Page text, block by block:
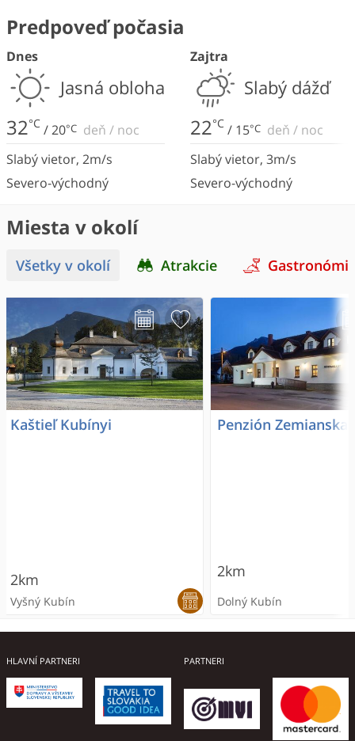
Predpoveď počasia
Dnes
Jasná obloha
32°C /20°C deň / noc
Slabý vietor, 2m/s
Severo-východný
Zajtra
Slabý dážď
22°C / 15°C deň / noc
Slabý vietor, 3m/s
Severo-východný
Miesta v okolí
Všetky v okolí Atrakcie
Kaštieľ Kubínyi
2km
Vyšný Kubín
Penzión Zemianska
2km
Dolný Kubín
HLAVNÍ PARTNERI PARTNERI